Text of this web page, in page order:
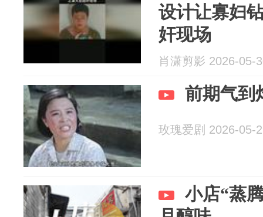
设计让寡妇
奸现场
肖潇剪影 2026-05-
前期气到
玫瑰爱剧 2026-05-
小店“蒸